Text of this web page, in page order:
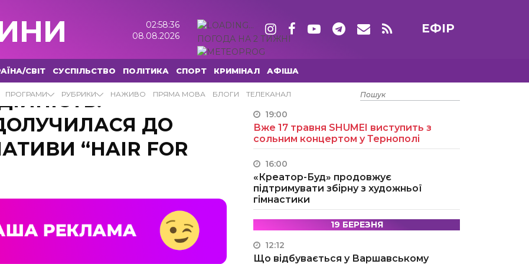
02:58:37
08.08.2026
ПОГОДА НА 2 ТИЖНІ
ЕФІР
СВІТ СУСПІЛЬСТВО ПОЛІТИКА СПОРТ КРИМІНАЛ АФІША
ПРОГРАМИ РУБРИКИ НАЖИВО ПРЯМА МОВА БЛОГИ ТЕЛЕКАНАЛ
ДО
“НAIR FOR
15 ТРАВНЯ
19:00
Вже 17 травня SHUMEI виступить з
сольним концертом у Тернополі
16:00
«Креатор-Буд» продовжує
підтримувати збірну з художньої
гімнастики
19 БЕРЕЗНЯ
12:12
Що відбувається у Варшавському